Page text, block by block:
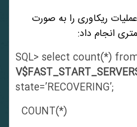
ریکاوری را به صورت
داد:
SQL> select count(*)
state=’RECOVERING’;
COUNT(*)